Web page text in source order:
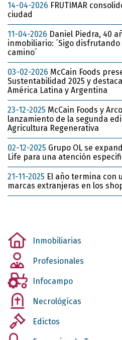
14-04-2026 FRUTIMAR
ciudad
11-04-2026 Daniel Piedra, 40
inmobiliario: ´Sigo
camino´
03-02-2026 McCain Foods
Sustentabilidad 2025 y
América Latina y Argentina
23-12-2025 McCain Foods y
lanzamiento de la segunda
Agricultura Regenerativa
02-12-2025 Grupo OL se
Life para una atención
21-11-2025 El año termina con
marcas extranjeras en los
Inmobiliarias
Profesionales
Infocampo
Necrológícas
Edictos